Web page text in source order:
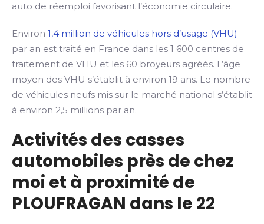
auto de réemploi favorisant l’économie circulaire.
Environ 1,4 million de véhicules hors d’usage (VHU)
par an est traité en France dans les 1 600 centres de
traitement de VHU et les 60 broyeurs agréés. L’âge
moyen des VHU s’établit à environ 19 ans. Le nombre
de véhicules neufs mis sur le marché national s’établit
à environ 2,5 millions par an.
Activités des casses
automobiles près de chez
moi et à proximité de
PLOUFRAGAN dans le 22